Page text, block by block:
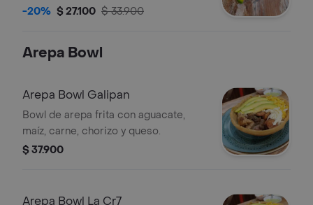
-20% $ 27.100 $ 33.900
Arepa Bowl
Arepa Bowl Galipan
Bowl de arepa frita con aguacate,
maíz, carne, chorizo y queso.
$ 37.900
Arepa Bowl La Cr7